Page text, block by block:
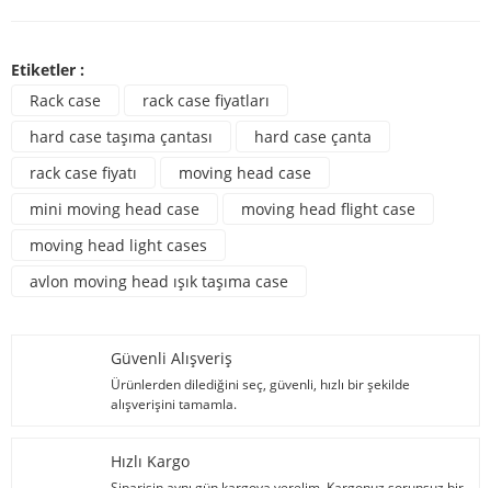
Etiketler :
Rack case
rack case fiyatları
hard case taşıma çantası
hard case çanta
rack case fiyatı
moving head case
mini moving head case
moving head flight case
moving head light cases
avlon moving head ışık taşıma case
Güvenli Alışveriş
Ürünlerden dilediğini seç, güvenli, hızlı bir şekilde
alışverişini tamamla.
Hızlı Kargo